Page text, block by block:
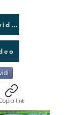
link
link